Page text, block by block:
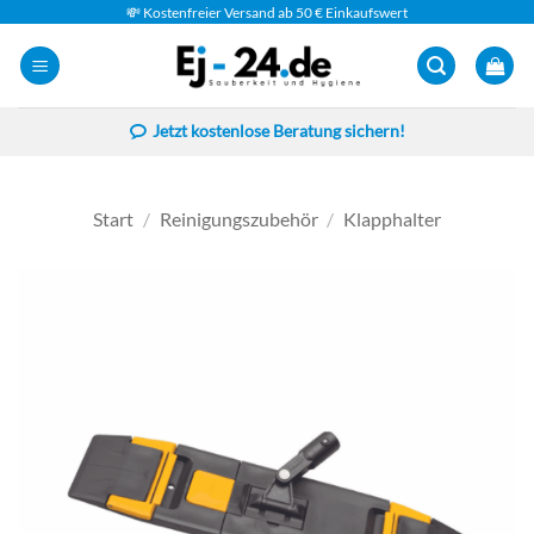
Inhalt
springen
💸 Kostenfreier Versand ab 50 € Einkaufswert
Jetzt kostenlose Beratung sichern!
Start / Reinigungszubehör / Klapphalter